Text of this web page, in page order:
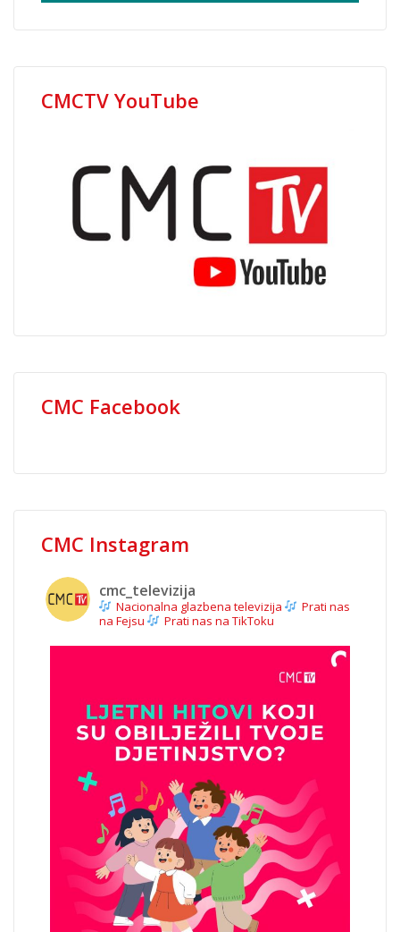
CMCTV YouTube
CMC Facebook
CMC Instagram
cmc_televizija
Nacionalna glazbena televizija
Prati nas
na Fejsu
Prati nas na TikToku